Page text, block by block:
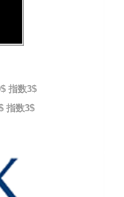
指数3$
指数3$